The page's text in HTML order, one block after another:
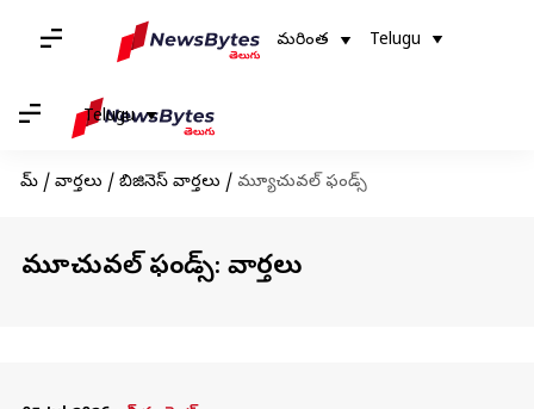
మరింత Telugu
Telugu
హోమ్ / వార్తలు / బిజినెస్ వార్తలు / మ్యూచువల్ ఫండ్స్‌
మ్యూచువల్ ఫండ్స్‌: వార్తలు